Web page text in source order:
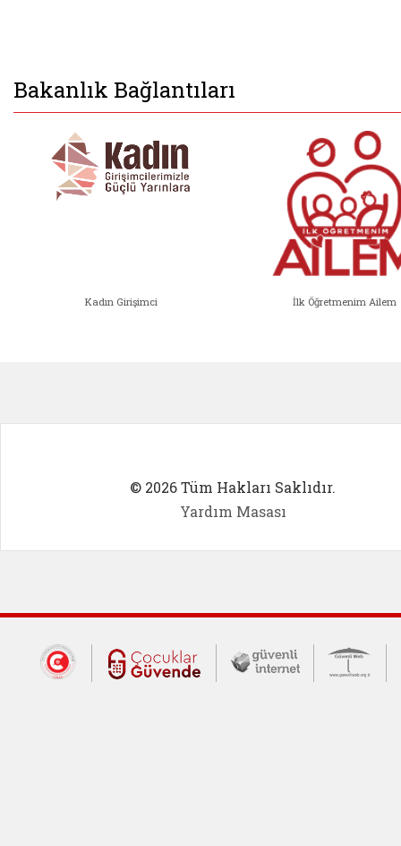
Bakanlık Bağlantıları
Kadın Girişimci İlk Öğretmenim Ailem
© 2026 Tüm Hakları Saklıdır.
Yardım Masası
Dış Bağlantılar
Cumhurbaşkanlığı İletişim Merkezi
Çocuklar Güvende (yeni
Güvenli